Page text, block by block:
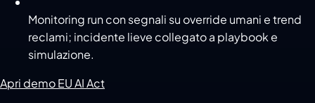
Monitoring run con segnali su override umani e trend
reclami; incidente lieve collegato a playbook e
simulazione.
Apri demo EU AI Act